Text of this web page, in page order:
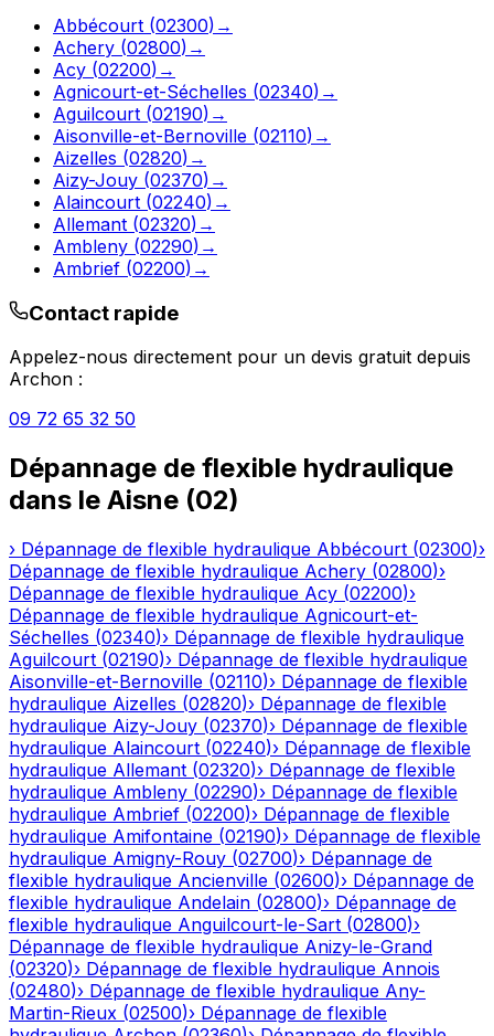
Abbécourt (02300) →
Achery (02800) →
Acy (02200) →
Agnicourt-et-Séchelles (02340) →
Aguilcourt (02190) →
Aisonville-et-Bernoville (02110) →
Aizelles (02820) →
Aizy-Jouy (02370) →
Alaincourt (02240) →
Allemant (02320) →
Ambleny (02290) →
Ambrief (02200) →
Contact rapide
Appelez-nous directement pour un devis gratuit depuis
Archon :
09 72 65 32 50
Dépannage de flexible hydraulique
dans le Aisne (02)
› Dépannage de flexible hydraulique Abbécourt (02300)›
Dépannage de flexible hydraulique Achery (02800)›
Dépannage de flexible hydraulique Acy (02200)›
Dépannage de flexible hydraulique Agnicourt-et-
Séchelles (02340)› Dépannage de flexible hydraulique
Aguilcourt (02190)› Dépannage de flexible hydraulique
Aisonville-et-Bernoville (02110)› Dépannage de flexible
hydraulique Aizelles (02820)› Dépannage de flexible
hydraulique Aizy-Jouy (02370)› Dépannage de flexible
hydraulique Alaincourt (02240)› Dépannage de flexible
hydraulique Allemant (02320)› Dépannage de flexible
hydraulique Ambleny (02290)› Dépannage de flexible
hydraulique Ambrief (02200)› Dépannage de flexible
hydraulique Amifontaine (02190)› Dépannage de flexible
hydraulique Amigny-Rouy (02700)› Dépannage de
flexible hydraulique Ancienville (02600)› Dépannage de
flexible hydraulique Andelain (02800)› Dépannage de
flexible hydraulique Anguilcourt-le-Sart (02800)›
Dépannage de flexible hydraulique Anizy-le-Grand
(02320)› Dépannage de flexible hydraulique Annois
(02480)› Dépannage de flexible hydraulique Any-
Martin-Rieux (02500)› Dépannage de flexible